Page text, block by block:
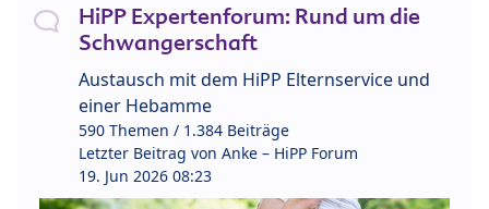
HiPP Expertenforum: Rund um die
Schwangerschaft
Austausch mit dem HiPP Elternservice und
einer Hebamme
590 Themen / 1.384 Beiträge
Letzter Beitrag von Anke – HiPP Forum
19. Jun 2026 08:23